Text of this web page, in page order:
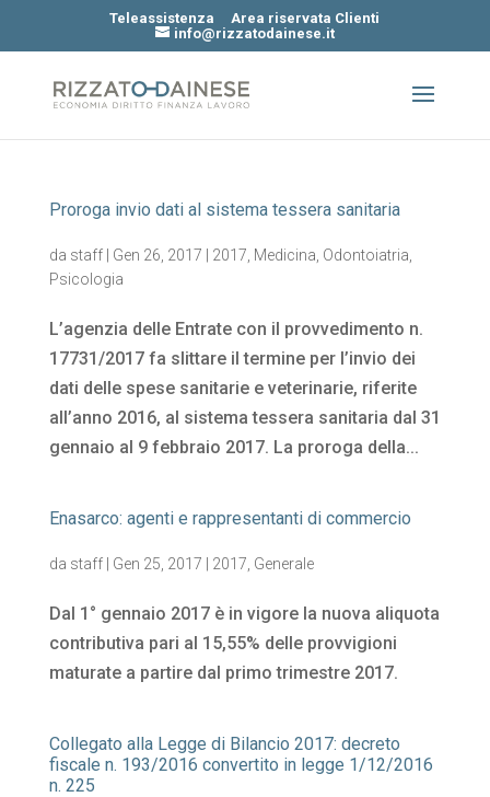
Teleassistenza
Area riservata Clienti
info@rizzatodainese.it
Proroga invio dati al sistema tessera sanitaria
da staff| Gen 26, 2017 2017 Medicina Odontoiatria
Psicologia
L’agenzia delle Entrate con il provvedimento n.
17731/2017 fa slittare il termine per l’invio dei
dati delle spese sanitarie e veterinarie, riferite
all’anno 2016, al sistema tessera sanitaria dal 31
gennaio al 9 febbraio 2017. La proroga della...
Enasarco: agenti e rappresentanti di commercio
da staff| Gen 25, 2017 2017 Generale
Dal 1° gennaio 2017 è in vigore la nuova aliquota
contributiva pari al 15,55% delle provvigioni
maturate a partire dal primo trimestre 2017.
Collegato alla Legge di Bilancio 2017: decreto
fiscale n. 193/2016 convertito in legge 1/12/2016
n. 225